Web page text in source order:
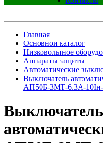
Главная
Основной каталог
Низковольтное
Аппараты защиты
Автоматические
Выключатель
АП50Б-3МТ-6.3А-
Выключатель